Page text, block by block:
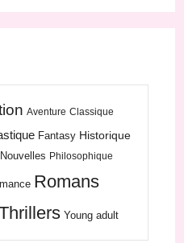
Aventure Classique
Fantasy Historique
Nouvelles Philosophique
Romans
Young adult